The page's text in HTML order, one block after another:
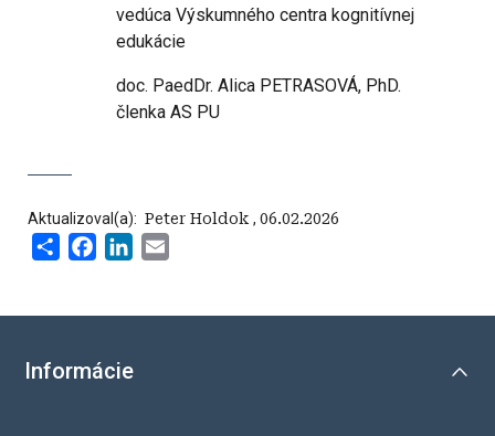
vedúca Výskumného centra kognitívnej
edukácie
doc. PaedDr. Alica PETRASOVÁ, PhD.
členka AS PU
Aktualizoval(a): ‍ Peter Holdok , 06.02.2026
Share FacebookLinkedIn
Informácie